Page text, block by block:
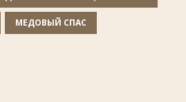
МЕДОВЫЙ СПАС